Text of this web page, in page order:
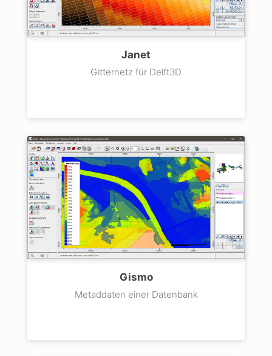
Janet
Gitternetz für Delft3D
Gismo
Metaddaten einer Datenbank